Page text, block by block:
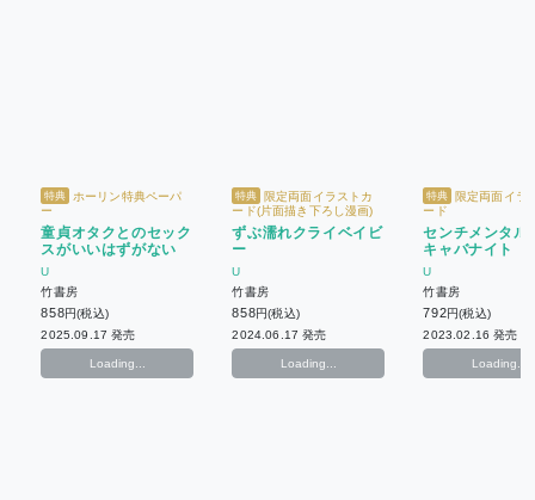
特典
ホーリン特典ペーパ
ー
童貞オタクとのセック
スがいいはずがない
U
竹書房
858円(税込)
2025.09.17 発売
Loading...
特典
限定両面イラストカ
ード(片面描き下ろし漫画)
ずぶ濡れクライベイビ
ー
U
竹書房
858円(税込)
2024.06.17 発売
Loading...
特典
限定両面イラ
ード
センチメンタル
キャバナイト
U
竹書房
792円(税込)
2023.02.16 発売
Loading...